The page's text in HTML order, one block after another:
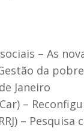
– As
da
Janeiro
–
–